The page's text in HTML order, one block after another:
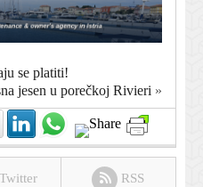
se platiti!
jesen u porečkoj Rivieri »
RSS